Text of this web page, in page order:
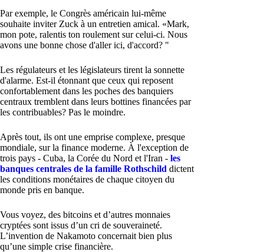
Par exemple, le Congrès américain lui-même
souhaite inviter Zuck à un entretien amical. «Mark,
mon pote, ralentis ton roulement sur celui-ci. Nous
avons une bonne chose d'aller ici, d'accord? "
Les régulateurs et les législateurs tirent la sonnette
d'alarme. Est-il étonnant que ceux qui reposent
confortablement dans les poches des banquiers
centraux tremblent dans leurs bottines financées par
les contribuables? Pas le moindre.
Après tout, ils ont une emprise complexe, presque
mondiale, sur la finance moderne. À l'exception de
trois pays - Cuba, la Corée du Nord et l'Iran - les
banques centrales de la famille Rothschild dictent
les conditions monétaires de chaque citoyen du
monde pris en banque.
Vous voyez, des bitcoins et d’autres monnaies
cryptées sont issus d’un cri de souveraineté.
L’invention de Nakamoto concernait bien plus
qu’une simple crise financière.